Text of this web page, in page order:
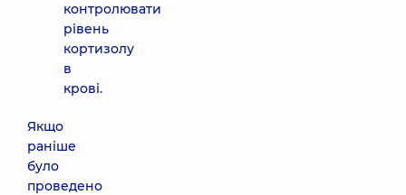
контролювати
рівень
кортизолу
в
крові.
Якщо
раніше
було
проведено